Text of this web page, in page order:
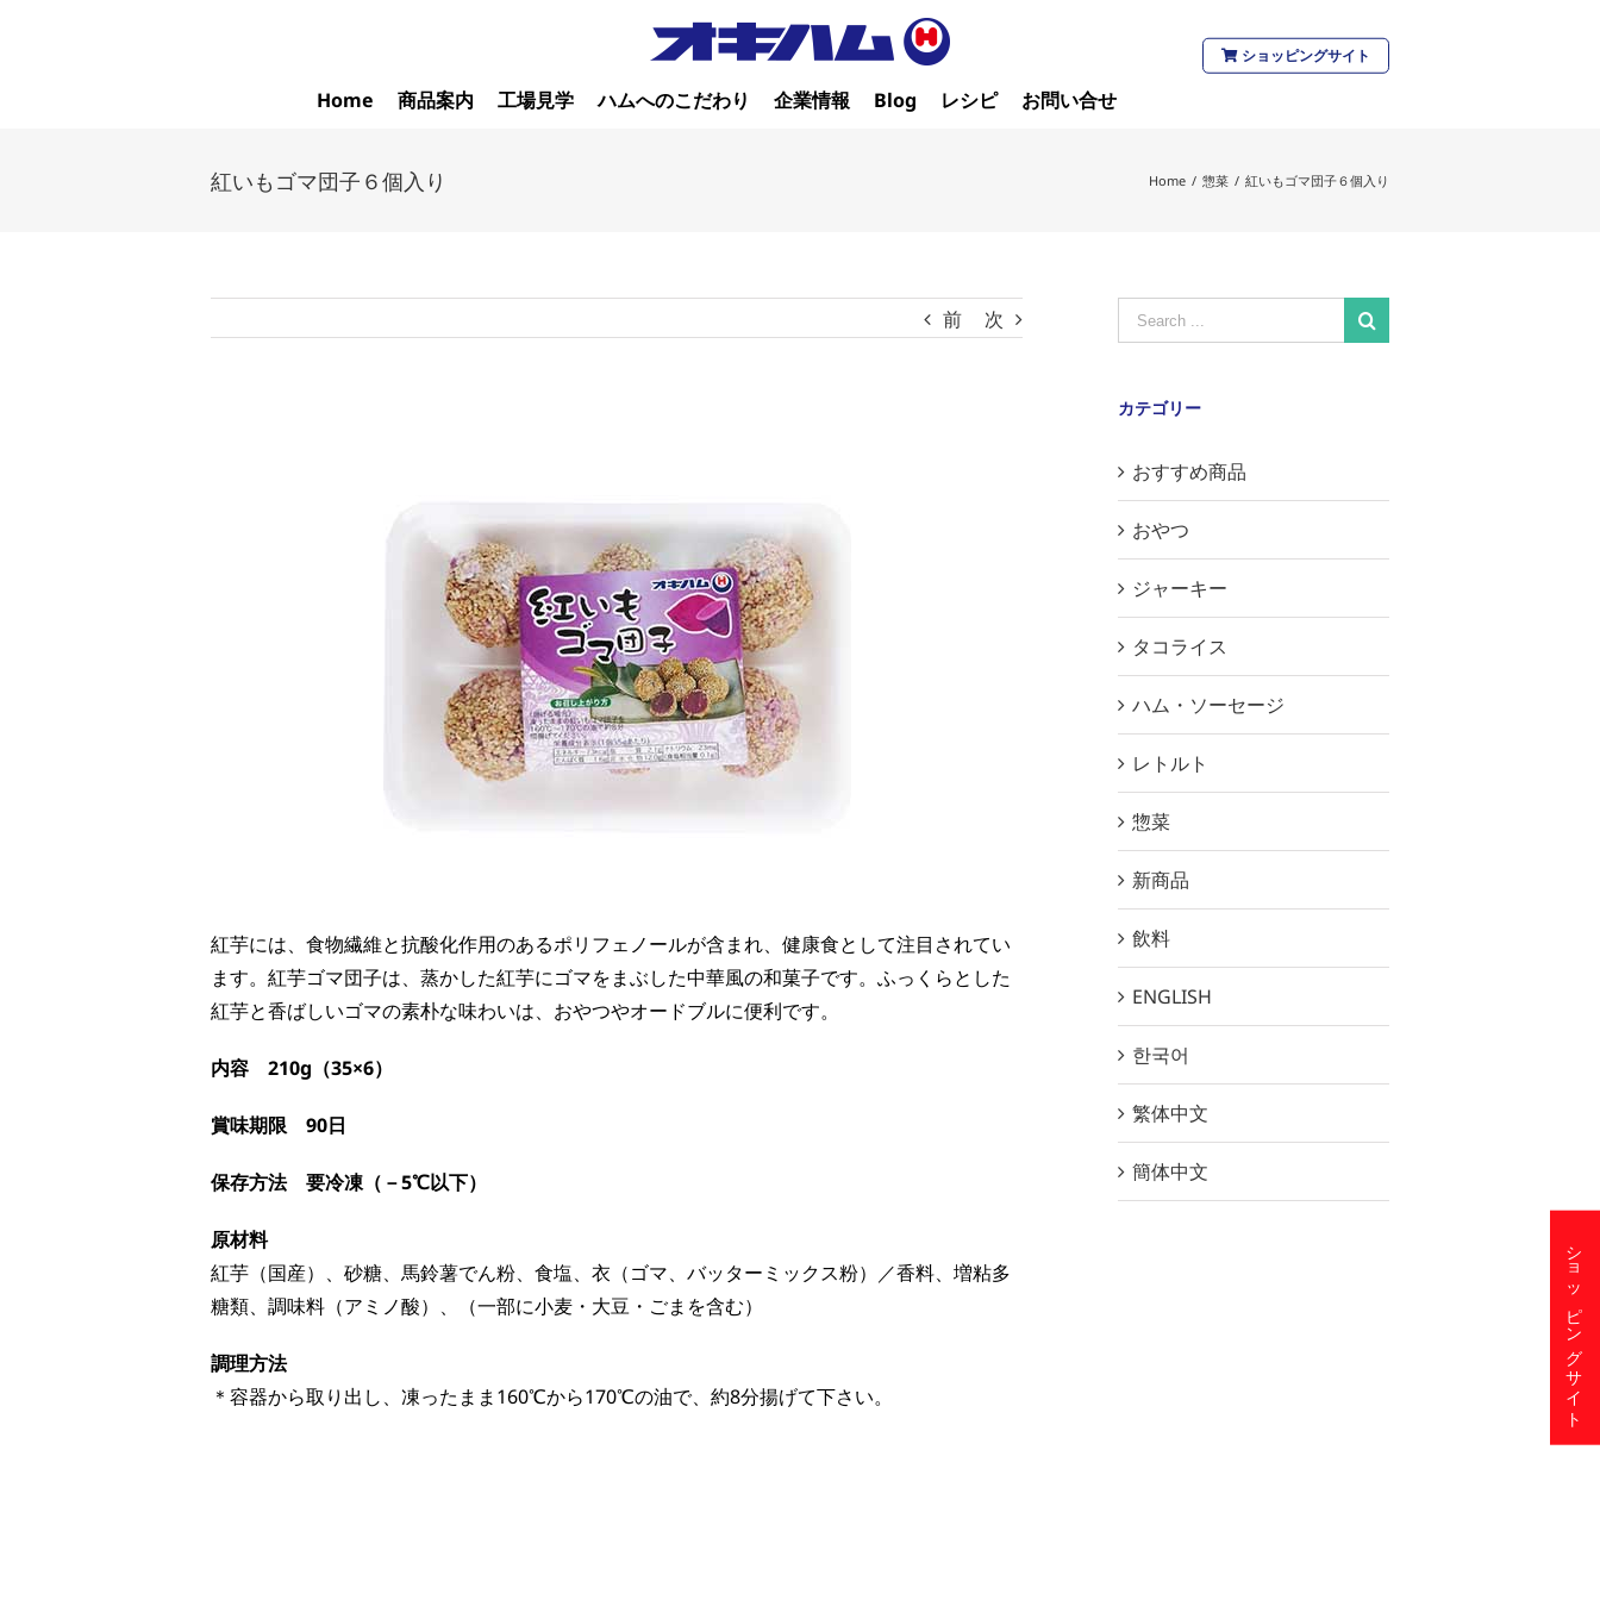
ショッピングサイト
Home 商品案内 工場見学 ハムへのこだわり 企業情報 Blog レシピ お問い合せ
紅いもゴマ団子６個入り Home / 惣菜 / 紅いもゴマ団子６個入り
前 次
紅芋には、食物繊維と抗酸化作用のあるポリフェノールが含まれ、健康食として注目されてい
ます。紅芋ゴマ団子は、蒸かした紅芋にゴマをまぶした中華風の和菓子です。ふっくらとした
紅芋と香ばしいゴマの素朴な味わいは、おやつやオードブルに便利です。
内容 210g（35×6）
賞味期限 90日
保存方法 要冷凍（－5℃以下）
原材料
紅芋（国産）、砂糖、馬鈴薯でん粉、食塩、衣（ゴマ、バッターミックス粉）／香料、増粘多
糖類、調味料（アミノ酸）、（一部に小麦・大豆・ごまを含む）
調理方法
＊容器から取り出し、凍ったまま160℃から170℃の油で、約8分揚げて下さい。
Search
for:
カテゴリー
おすすめ商品
おやつ
ジャーキー
タコライス
ハム・ソーセージ
レトルト
惣菜
新商品
飲料
ENGLISH
한국어
繁体中文
簡体中文
ショッピングサイト